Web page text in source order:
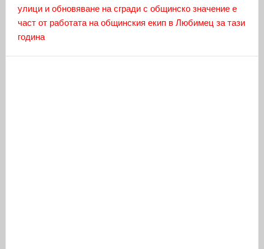
улици и обновяване на сгради с общинско значение е
част от работата на общинския екип в Любимец за тази
година